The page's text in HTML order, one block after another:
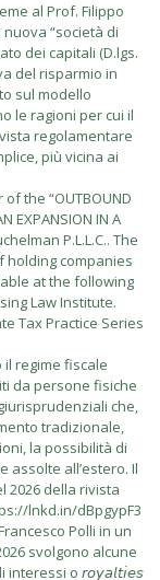
al Prof. Filippo
“società di
dei capitali (D.lgs.
del risparmio in
sul modello
le ragioni per cui il
regolamentare
più vicina ai
the “OUTBOUND
EXPANSION IN A
P.L.L.C.. The
holding companies
at the following
Law Institute.
Tax Practice Series
il regime fiscale
da persone fisiche
che,
tradizionale,
la possibilità di
assolte all’estero. Il
2026 della rivista
lnkd.in/dBpgypF3
Polli in un
svolgono alcune
o 𝘳𝘰𝘺𝘢𝘭𝘵𝘪𝘦𝘴